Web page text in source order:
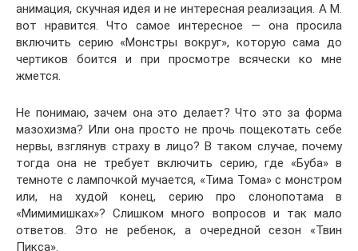
анимация, скучная идея и не интересная реализация. А М.
вот нравится. Что самое интересное — она просила
включить серию «Монстры вокруг», которую сама до
чертиков боится и при просмотре всячески ко мне
жмется.
Не понимаю, зачем она это делает? Что это за форма
мазохизма? Или она просто не прочь пощекотать себе
нервы, взглянув страху в лицо? В таком случае, почему
тогда она не требует включить серию, где «Буба» в
темноте с лампочкой мучается, «Тима Тома» с монстром
или, на худой конец, серию про слонопотама в
«Мимимишках»? Слишком много вопросов и так мало
ответов. Это не ребенок, а очередной сезон «Твин
Пикса».